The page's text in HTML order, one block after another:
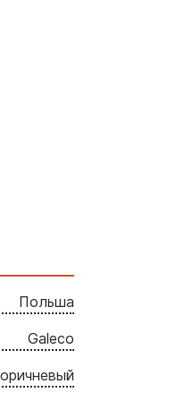
Польша
Galeco